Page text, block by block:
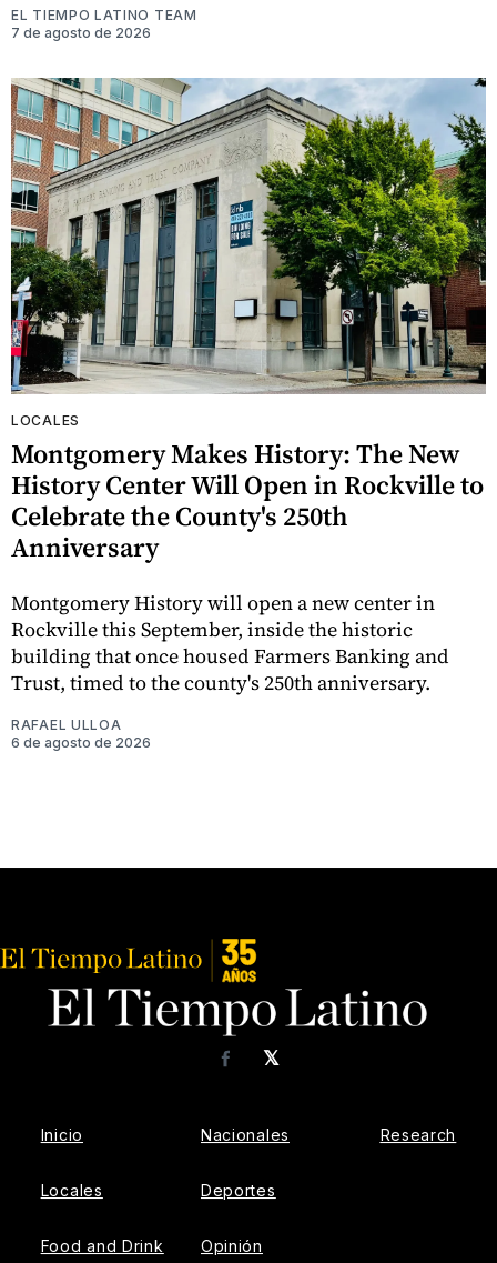
EL TIEMPO LATINO TEAM
7 de agosto de 2026
LOCALES
Montgomery Makes History: The New
History Center Will Open in Rockville to
Celebrate the County's 250th
Anniversary
Montgomery History will open a new center in
Rockville this September, inside the historic
building that once housed Farmers Banking and
Trust, timed to the county's 250th anniversary.
RAFAEL ULLOA
6 de agosto de 2026
𝕏
Facebook
Inicio
Locales
Food and Drink
Nacionales
Deportes
Opinión
Research